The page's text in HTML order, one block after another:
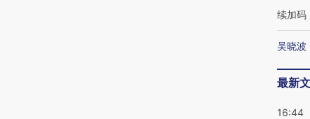
续加码
吴晓波
最新
16:44